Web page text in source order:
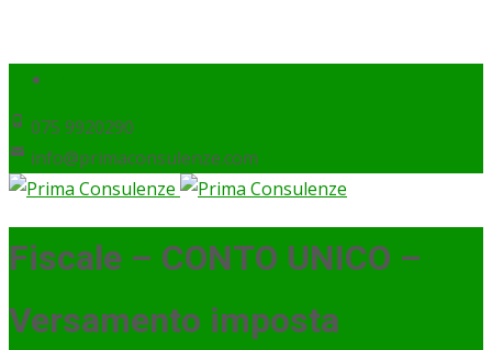
075 9920290
info@primaconsulenze.com
Fiscale – CONTO UNICO –
Versamento imposta